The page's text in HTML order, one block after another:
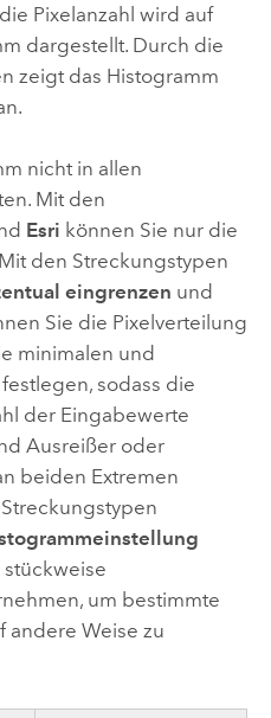
Pixelanzahl wird auf
dargestellt. Durch die
zeigt das Histogramm
nicht in allen
Mit den
Esri können Sie nur die
den Streckungstypen
eingrenzen und
Sie die Pixelverteilung
minimalen und
sodass die
der Eingabewerte
Ausreißer oder
beiden Extremen
stückweise
um bestimmte
andere Weise zu